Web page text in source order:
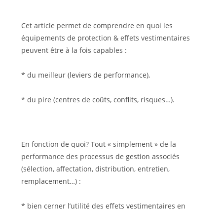
Cet article permet de comprendre en quoi les
équipements de protection & effets vestimentaires
peuvent être à la fois capables :
* du meilleur (leviers de performance),
* du pire (centres de coûts, conflits, risques…).
En fonction de quoi? Tout « simplement » de la
performance des processus de gestion associés
(sélection, affectation, distribution, entretien,
remplacement…) :
* bien cerner l’utilité des effets vestimentaires en